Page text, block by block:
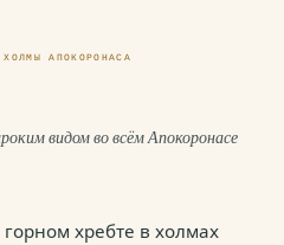
АПОКОРОНАСА
видом во всём Апокоронасе
хребте в холмах